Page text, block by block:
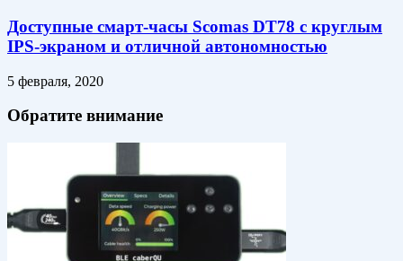
Доступные смарт-часы Scomas DT78 с круглым
IPS-экраном и отличной автономностью
5 февраля, 2020
Обратите внимание